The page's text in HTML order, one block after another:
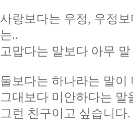
사랑보다는 우정, 우정
는..
고맙다는 말보다 아무
둘보다는 하나라는 말이
그대보다 미안하다는 말
그런 친구이고 싶습니다.